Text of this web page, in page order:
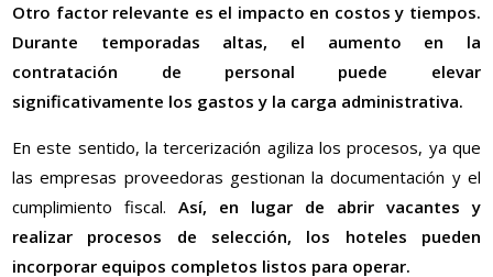
Otro factor relevante es el impacto en costos y tiempos.
Durante temporadas altas, el aumento en la
contratación de personal puede elevar
significativamente los gastos y la carga administrativa.
En este sentido, la tercerización agiliza los procesos, ya que
las empresas proveedoras gestionan la documentación y el
cumplimiento fiscal.Así, en lugar de abrir vacantes y
realizar procesos de selección, los hoteles pueden
incorporar equipos completos listos para operar.